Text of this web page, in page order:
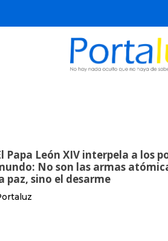
Papa León XIV interpela a los
No son las armas
paz, sino el desarme